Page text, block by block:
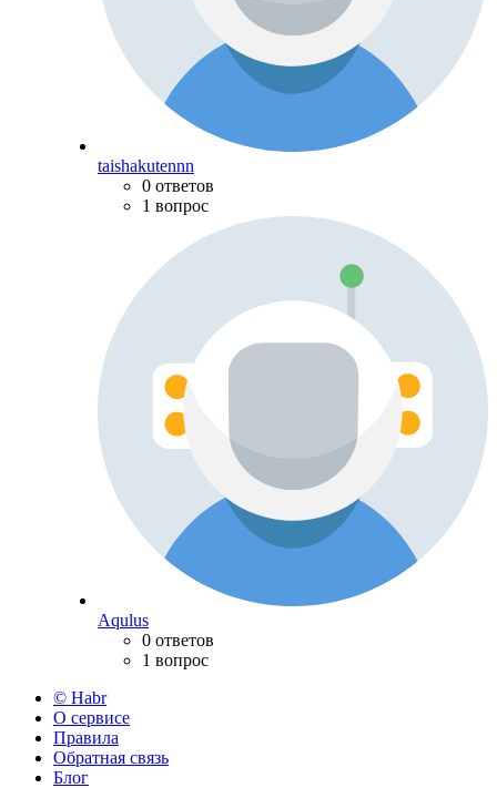
taishakutennn
0 ответов
1 вопрос
Aqulus
0 ответов
1 вопрос
© Habr
О сервисе
Правила
Обратная связь
Блог